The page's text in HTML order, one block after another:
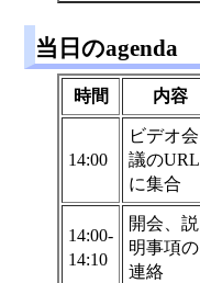
当日のagenda
時間 内容
14:00
ビデオ会
議のURL
に集合
14:00-
14:10
開会、説
明事項の
連絡